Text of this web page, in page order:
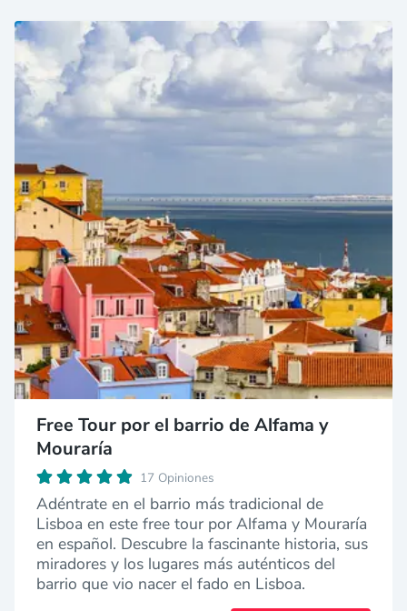
Free Tour por el barrio de Alfama y
Mouraría
17 Opiniones
Adéntrate en el barrio más tradicional de
Lisboa en este free tour por Alfama y Mouraría
en español. Descubre la fascinante historia, sus
miradores y los lugares más auténticos del
barrio que vio nacer el fado en Lisboa.